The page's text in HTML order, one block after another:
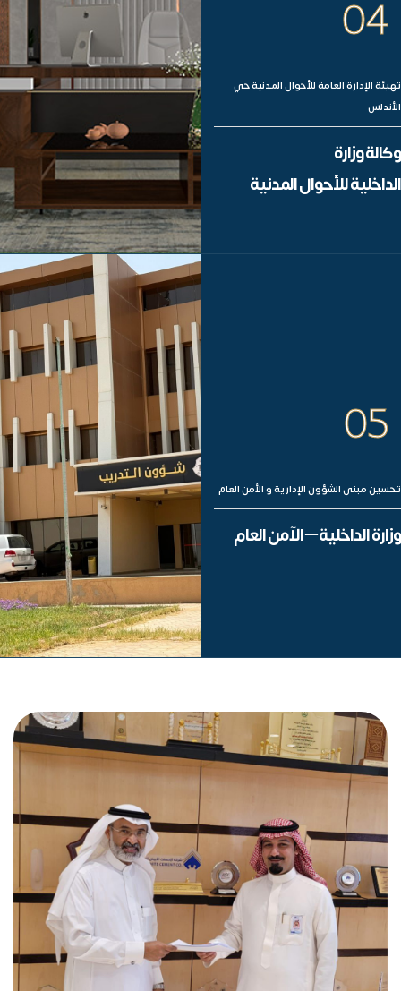
تهيئة الإدارة العامة للأحوال المدنية حي
الأندلس
وكالة وزارة
الداخلية للأحوال المدنية
04
تحسين مبنى الشؤون الإدارية و الأمن العام
وزارة الداخلية – الآمن العام
05